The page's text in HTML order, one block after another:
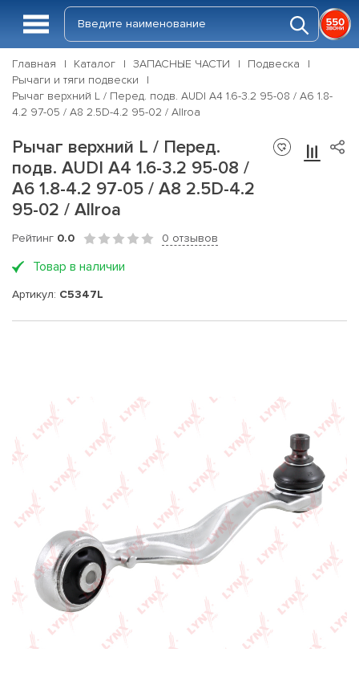
Главная Каталог ЗАПАСНЫЕ ЧАСТИ
Подвеска
Рычаги и тяги подвески
Рычаг верхний L / Перед. подв. AUDI A4 1.6-3.2 95-08 / A6 1.8-
4.2 97-05 / A8 2.5D-4.2 95-02 / Allroa
Рычаг верхний L / Перед.
подв. AUDI A4 1.6-3.2 95-08 /
A6 1.8-4.2 97-05 / A8 2.5D-4.2
95-02 / Allroa
Рейтинг 0.0 0 отзывов
Товар в наличии
Артикул: C5347L